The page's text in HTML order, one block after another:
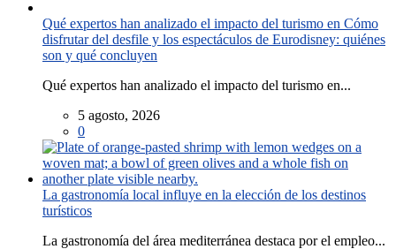
Qué expertos han analizado el impacto del turismo en Cómo
disfrutar del desfile y los espectáculos de Eurodisney: quiénes
son y qué concluyen
Qué expertos han analizado el impacto del turismo en...
5 agosto, 2026
0
La gastronomía local influye en la elección de los destinos
turísticos
La gastronomía del área mediterránea destaca por el empleo...